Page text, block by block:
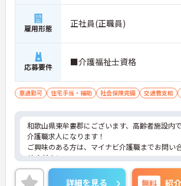
雇用形態 正社員(正職員)
応募要件 ■介護福祉士資格
車通勤可 住宅手当・補助 社会保険完備 交通費支給
和歌山県東牟婁郡にございます、高齢者施設内
介護職求人になります！
ご興味のある方は、マイナビ介護職までお問い
せください。
詳細を見る 無料 紹